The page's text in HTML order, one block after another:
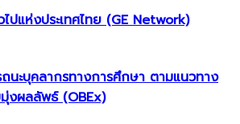
ปแห่งประเทศไทย (GE Network)​
นะบุคลากรทางการศึกษา ตามแนวทาง
งผลลัพธ์ (OBEx)